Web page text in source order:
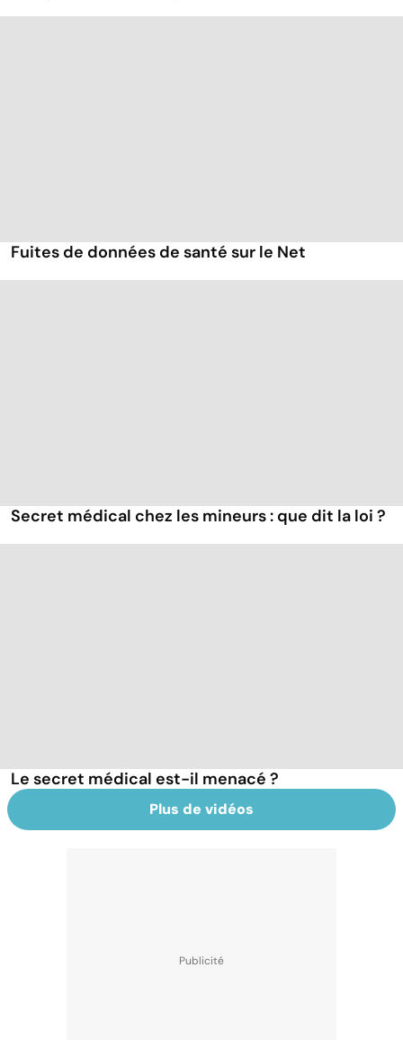
Fuites de données de santé sur le Net
Secret médical chez les mineurs : que dit la loi ?
Le secret médical est-il menacé ?
Plus de vidéos